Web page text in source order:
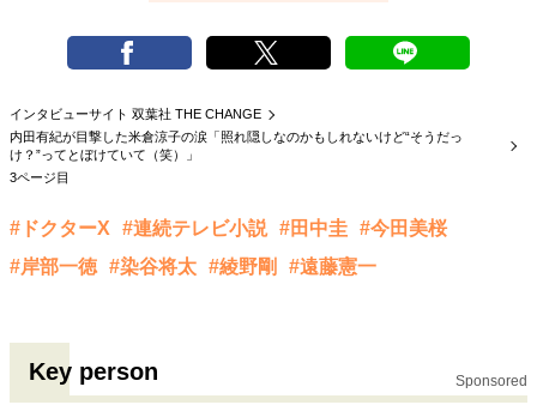
インタビューサイト 双葉社 THE CHANGE
内田有紀が目撃した米倉涼子の涙「照れ隠しなのかもしれないけど“そうだっ
け？”ってとぼけていて（笑）」
3ページ目
#ドクターX #連続テレビ小説 #田中圭 #今田美桜
#岸部一徳 #染谷将太 #綾野剛 #遠藤憲一
Key person Sponsored